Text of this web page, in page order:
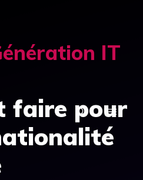
IT
MENU
faire pour